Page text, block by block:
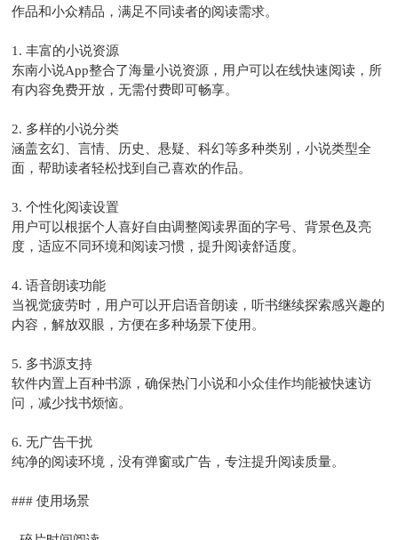
作品和小众精品，满足不同读者的阅读需求。
1. 丰富的小说资源
东南小说App整合了海量小说资源，用户可以在线快速阅读，所
有内容免费开放，无需付费即可畅享。
2. 多样的小说分类
涵盖玄幻、言情、历史、悬疑、科幻等多种类别，小说类型全
面，帮助读者轻松找到自己喜欢的作品。
3. 个性化阅读设置
用户可以根据个人喜好自由调整阅读界面的字号、背景色及亮
度，适应不同环境和阅读习惯，提升阅读舒适度。
4. 语音朗读功能
当视觉疲劳时，用户可以开启语音朗读，听书继续探索感兴趣的
内容，解放双眼，方便在多种场景下使用。
5. 多书源支持
软件内置上百种书源，确保热门小说和小众佳作均能被快速访
问，减少找书烦恼。
6. 无广告干扰
纯净的阅读环境，没有弹窗或广告，专注提升阅读质量。
### 使用场景